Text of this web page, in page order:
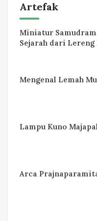
Artefak
Miniatur
Sejarah dari Lereng
Mengenal Lemah
Lampu Kuno
Arca